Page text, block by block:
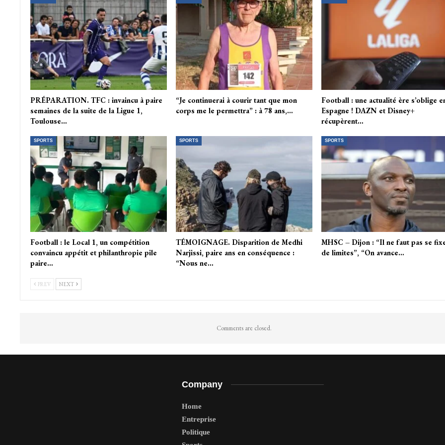
PRÉPARATION. TFC : invaincu à paire
semaines de la suite de la Ligue 1,
Toulouse…
“Je continuerai à courir tant que mon
corps me le permettra” : à 78 ans,…
Football : une actualité ère s’oblige
Espagne ! DAZN et Disney+
récupèrent…
SPORTS
Football : le Local 1, un compétition
convaincu appétit et philanthropie pile
paire…
SPORTS
TÉMOIGNAGE. Disparition de Medhi
Narjissi, paire ans en conséquence :
“Nous ne…
SPORTS
MHSC – Dijon : “Il ne faut pas se
de limites”, “On avance…
PREV NEXT
Comments are closed.
Company
Home
Entreprise
Politique